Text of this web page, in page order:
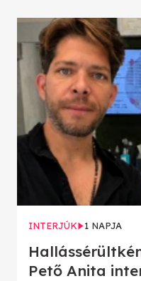
INTERJÚK 1 NAPJA
Pető Anita